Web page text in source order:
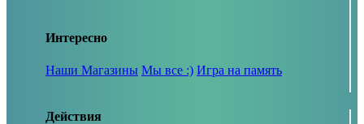
Интересно
Наши Магазины Мы все :) Игра на память
Действия